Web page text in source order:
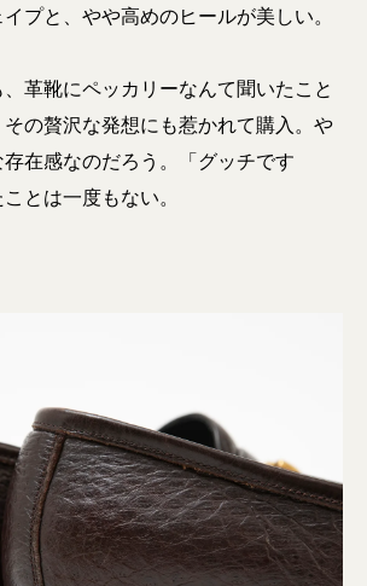
プと、やや高めのヒールが美しい。
革靴にペッカリーなんて聞いたこと
の贅沢な発想にも惹かれて購入。や
在感なのだろう。「グッチです
とは一度もない。